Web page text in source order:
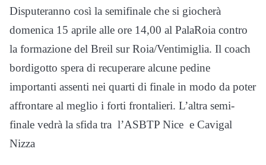
Disputeranno così la semifinale che si giocherà
domenica 15 aprile alle ore 14,00 al PalaRoia contro
la formazione del Breil sur Roia/Ventimiglia. Il coach
bordigotto spera di recuperare alcune pedine
importanti assenti nei quarti di finale in modo da poter
affrontare al meglio i forti frontalieri. L’altra semi-
finale vedrà la sfida tra l’ASBTP Nice e Cavigal
Nizza